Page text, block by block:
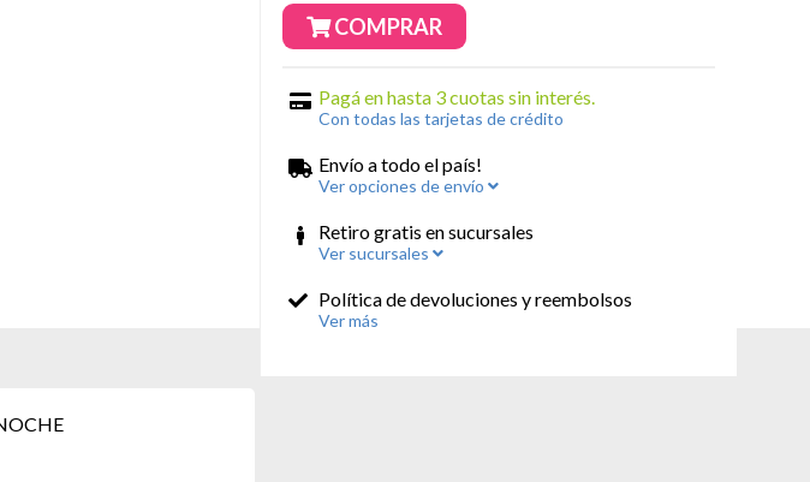
COMPRAR
Pagá en hasta 3 cuotas sin interés.
Con todas las tarjetas de crédito
Envío a todo el país!
Ver opciones de envío
Retiro gratis en sucursales
Ver sucursales
Política de devoluciones y reembolsos
Ver más